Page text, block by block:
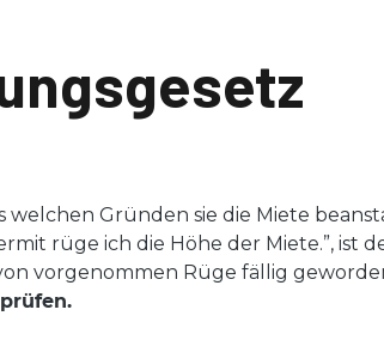
Gründen sie die Miete
rüge ich die Höhe der Miete.”, ist
vorgenommen Rüge fällig